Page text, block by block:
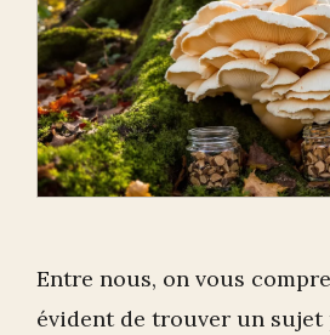
Entre nous, on vous
évident de trouver un